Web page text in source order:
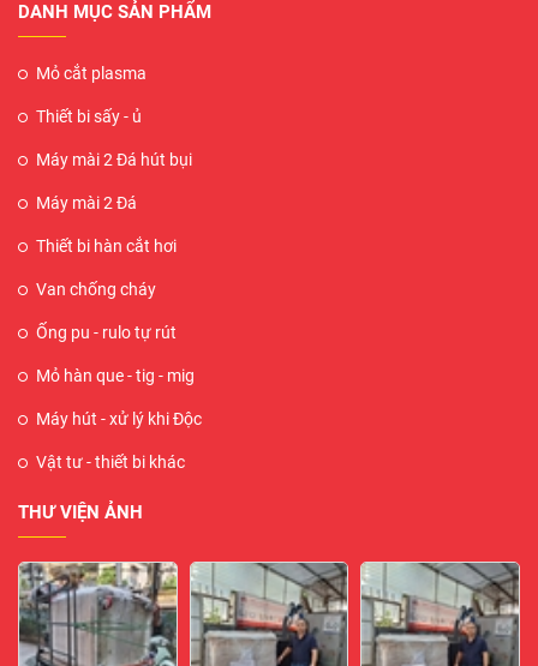
DANH MỤC SẢN PHẨM
Mỏ cắt plasma
Thiết bi sấy - ủ
Máy mài 2 Đá hút bụi
Máy mài 2 Đá
Thiết bi hàn cắt hơi
Van chống cháy
Ống pu - rulo tự rút
Mỏ hàn que - tig - mig
Máy hút - xử lý khi Độc
Vật tư - thiết bi khác
THƯ VIỆN ẢNH